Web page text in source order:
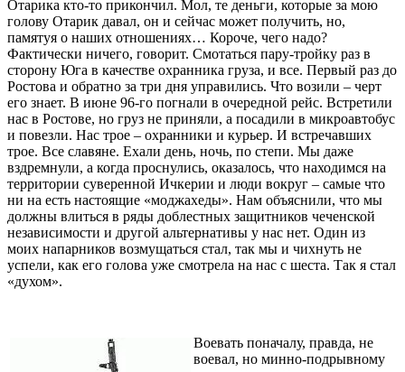
Отарика кто-то прикончил. Мол, те деньги, которые за мою
голову Отарик давал, он и сейчас может получить, но,
памятуя о наших отношениях… Короче, чего надо?
Фактически ничего, говорит. Смотаться пару-тройку раз в
сторону Юга в качестве охранника груза, и все. Первый раз до
Ростова и обратно за три дня управились. Что возили – черт
его знает. В июне 96-го погнали в очередной рейс. Встретили
нас в Ростове, но груз не приняли, а посадили в микроавтобус
и повезли. Нас трое – охранники и курьер. И встречавших
трое. Все славяне. Ехали день, ночь, по степи. Мы даже
вздремнули, а когда проснулись, оказалось, что находимся на
территории суверенной Ичкерии и люди вокруг – самые что
ни на есть настоящие «моджахеды». Нам объяснили, что мы
должны влиться в ряды доблестных защитников чеченской
независимости и другой альтернативы у нас нет. Один из
моих напарников возмущаться стал, так мы и чихнуть не
успели, как его голова уже смотрела на нас с шеста. Так я стал
«духом».
Воевать поначалу, правда, не
воевал, но минно-подрывному